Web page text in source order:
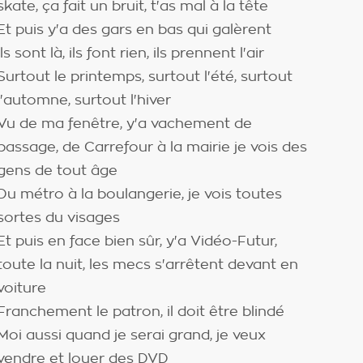
ça fait un bruit, t'as mal à la tête
puis y'a des gars en bas qui galèrent
sont là, ils font rien, ils prennent l'air
le printemps, surtout l'été, surtout
surtout l'hiver
de ma fenêtre, y'a vachement de
de Carrefour à la mairie je vois des
de tout âge
métro à la boulangerie, je vois toutes
du visages
puis en face bien sûr, y'a Vidéo-Futur,
la nuit, les mecs s'arrêtent devant en
le patron, il doit être blindé
aussi quand je serai grand, je veux
et louer des DVD